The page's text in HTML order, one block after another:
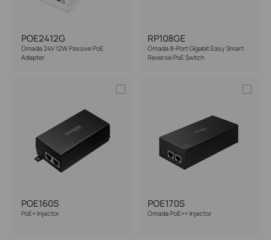
POE2412G
Omada 24V 12W Passive PoE
Adapter
RP108GE
Omada 8-Port Gigabit Easy Smart
Reverse PoE Switch
POE160S
PoE+ Injector
POE170S
Omada PoE++ Injector